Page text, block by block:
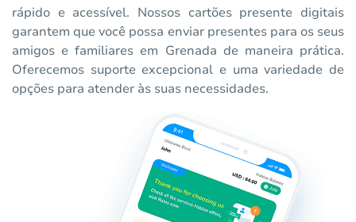
rápido e acessível. Nossos cartões presente digitais
garantem que você possa enviar presentes para os seus
amigos e familiares em Grenada de maneira prática.
Oferecemos suporte excepcional e uma variedade de
opções para atender às suas necessidades.